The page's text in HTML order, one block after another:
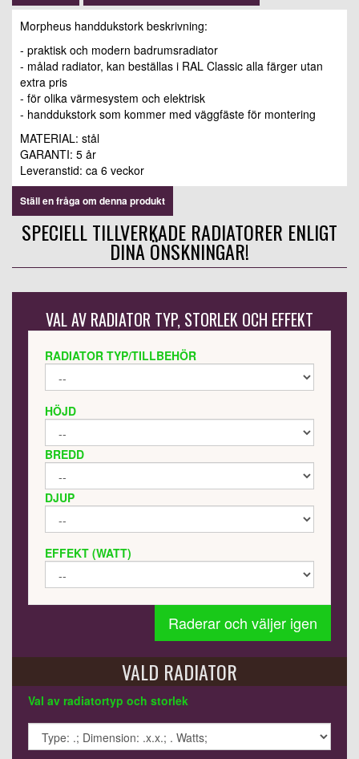
Morpheus handdukstork beskrivning:
- praktisk och modern badrumsradiator
- målad radiator, kan beställas i RAL Classic alla färger utan
extra pris
- för olika värmesystem och elektrisk
- handdukstork som kommer med väggfäste för montering
MATERIAL: stål
GARANTI: 5 år
Leveranstid: ca 6 veckor
Ställ en fråga om denna produkt
SPECIELL TILLVERKADE RADIATORER ENLIGT
DINA ÖNSKNINGAR!
VAL AV RADIATOR TYP, STORLEK OCH EFFEKT
RADIATOR TYP/TILLBEHÖR
HÖJD
BREDD
DJUP
EFFEKT (WATT)
Raderar och väljer igen
VALD RADIATOR
Val av radiatortyp och storlek